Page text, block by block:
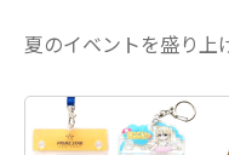
夏のイベントを盛り上